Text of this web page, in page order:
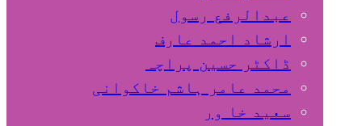
عبدالرفع رسول
ارشاد احمد عارف
ڈاکٹر حسین پراچہ
محمد عامر ہاشم خاکوانی
سعید خا ور